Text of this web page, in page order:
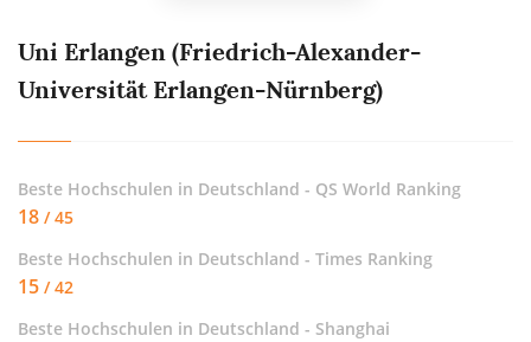
Uni Erlangen (Friedrich-Alexander-
Universität Erlangen-Nürnberg)
Beste Hochschulen in Deutschland - QS World Ranking
18 / 45
Beste Hochschulen in Deutschland - Times Ranking
15 / 42
Beste Hochschulen in Deutschland - Shanghai